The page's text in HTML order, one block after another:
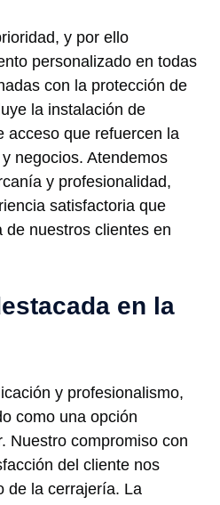
y por ello
personalizado en todas
con la protección de
la instalación de
acceso que refuercen la
negocios. Atendemos
y profesionalidad,
satisfactoria que
nuestros clientes en
en la
y profesionalismo,
como una opción
Nuestro compromiso con
del cliente nos
de la cerrajería. La